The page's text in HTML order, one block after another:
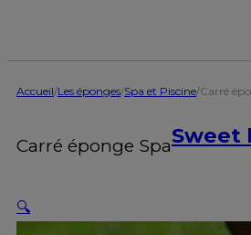
Accueil/Les éponges/Spa et Piscine/Carré
Carré éponge SpaSweet
🔍